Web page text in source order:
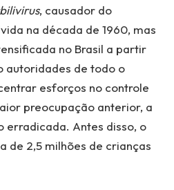
, causador do
na década de 1960, mas
no Brasil a partir
autoridades de todo o
esforços no controle
preocupação anterior, a
erradicada. Antes disso, o
de 2,5 milhões de crianças